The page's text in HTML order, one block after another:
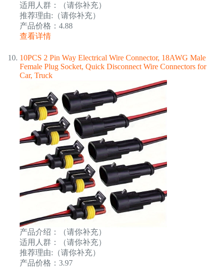
适用人群：（请你补充）
推荐理由:（请你补充）
产品价格：4.88
查看详情
10PCS 2 Pin Way Electrical Wire Connector, 18AWG Male
Female Plug Socket, Quick Disconnect Wire Connectors for
Car, Truck
产品介绍：（请你补充）
适用人群：（请你补充）
推荐理由:（请你补充）
产品价格：3.97